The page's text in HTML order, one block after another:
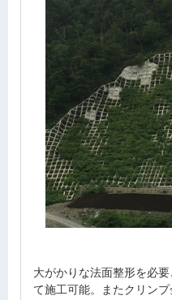
大がかりな法面整形を必
て施工可能。またクリン